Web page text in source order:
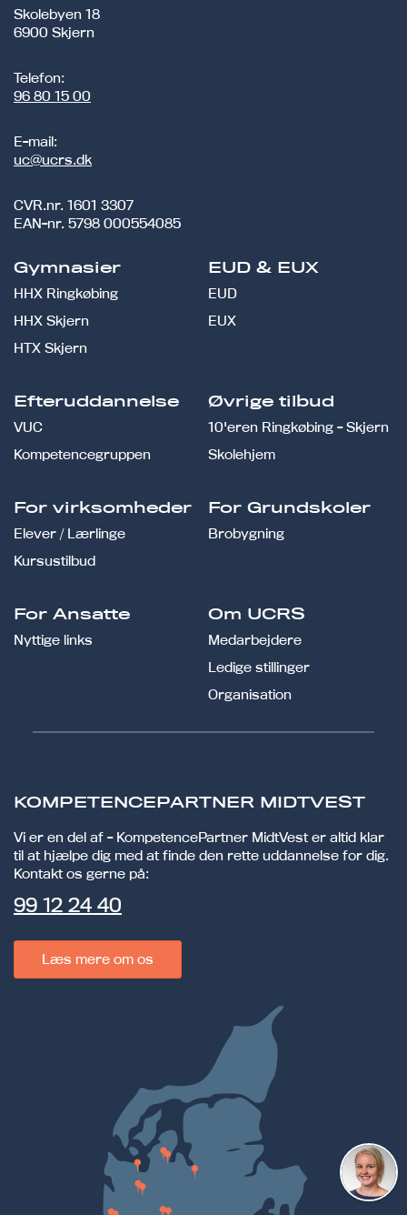
Skolebyen 18
6900 Skjern
Telefon:
96 80 15 00
E-mail:
uc@ucrs.dk
CVR.nr. 1601 3307
EAN-nr. 5798 000554085
Gymnasier
HHX Ringkøbing
HHX Skjern
HTX Skjern
EUD & EUX
EUD
EUX
Efteruddannelse
VUC
Kompetencegruppen
Øvrige tilbud
10'eren Ringkøbing - Skjern
Skolehjem
For virksomheder
Elever / Lærlinge
Kursustilbud
For Grundskoler
Brobygning
For Ansatte
Nyttige links
Om UCRS
Medarbejdere
Ledige stillinger
Organisation
KOMPETENCEPARTNER MIDTVEST
Vi er en del af - KompetencePartner MidtVest er altid klar
til at hjælpe dig med at finde den rette uddannelse for dig.
Kontakt os gerne på:
99 12 24 40
Læs mere om os